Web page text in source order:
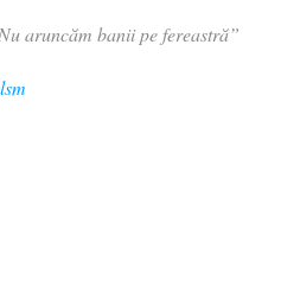
aruncăm banii pe fereastră”